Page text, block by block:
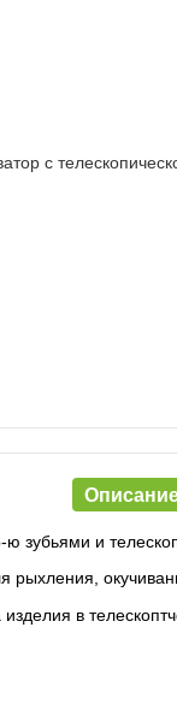
зубьями и
рыхления,
в